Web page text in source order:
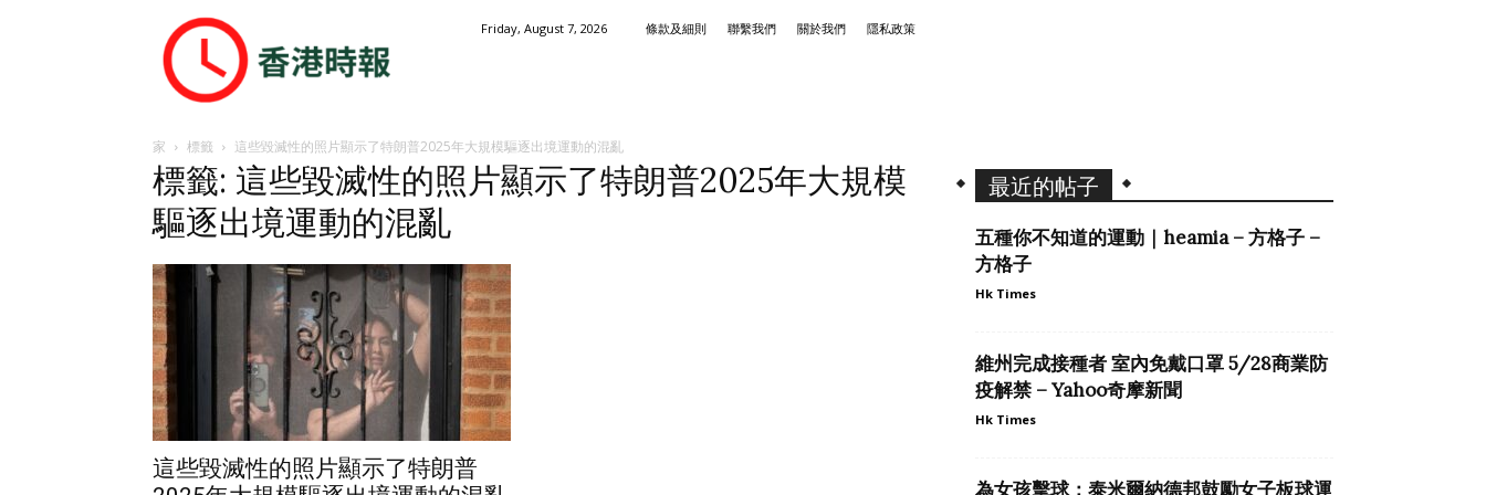
港
時
Friday, August 7, 2026 條款及細則 聯繫我們 關於我們 隱私政策
家 標籤 這些毀滅性的照片顯示了特朗普2025年大規模驅逐出境運動的混亂
標籤: 這些毀滅性的照片顯示了特朗普2025年大規模
驅逐出境運動的混亂
這些毀滅性的照片顯示了特朗普
最近的帖子
五種你不知道的運動｜heamia – 方格子 –
方格子
Hk Times
維州完成接種者 室內免戴口罩 5/28商業防
疫解禁 – Yahoo奇摩新聞
Hk Times
為女孩擊球：泰米爾納德邦鼓勵女子板球運